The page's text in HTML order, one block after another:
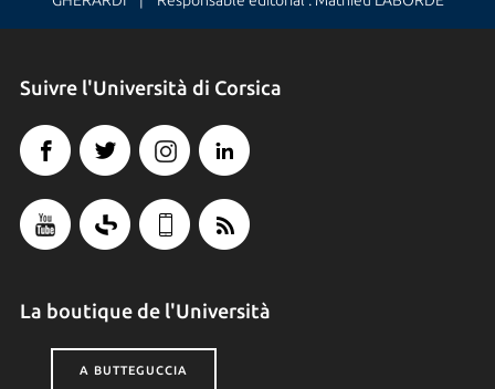
Suivre l'Università di Corsica
La boutique de l'Università
A BUTTEGUCCIA